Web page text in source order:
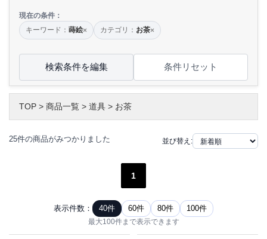
現在の条件：
キーワード： 蒔絵× カテゴリ： お茶×
検索条件を編集 条件リセット
TOP > 商品一覧 > 道具 > お茶
25件の商品がみつかりました 並び替え:
1
表示件数： 40件 60件 80件 100件
最大100件まで表示できます